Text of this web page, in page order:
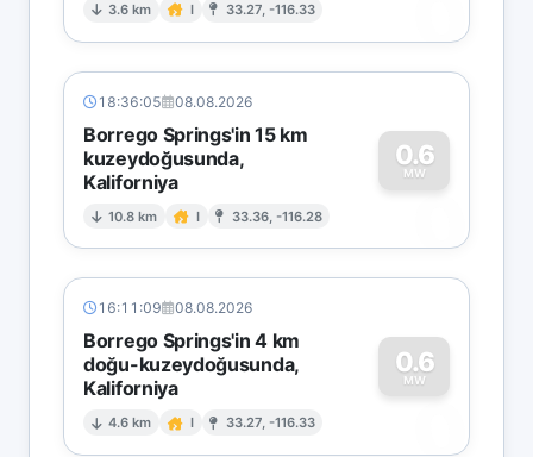
3.6 km I 33.27, -116.33
18:36:05 08.08.2026
Borrego Springs'in 15 km
kuzeydoğusunda,
Kaliforniya
10.8 km I 33.36, -116.28
0.6
MW
0
16:11:09 08.08.2026
Borrego Springs'in 4 km
doğu-kuzeydoğusunda,
Kaliforniya
4.6 km I 33.27, -116.33
0.6
MW
0